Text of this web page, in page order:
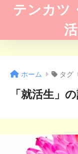
テンカツ
ホーム タグ
「就活生」